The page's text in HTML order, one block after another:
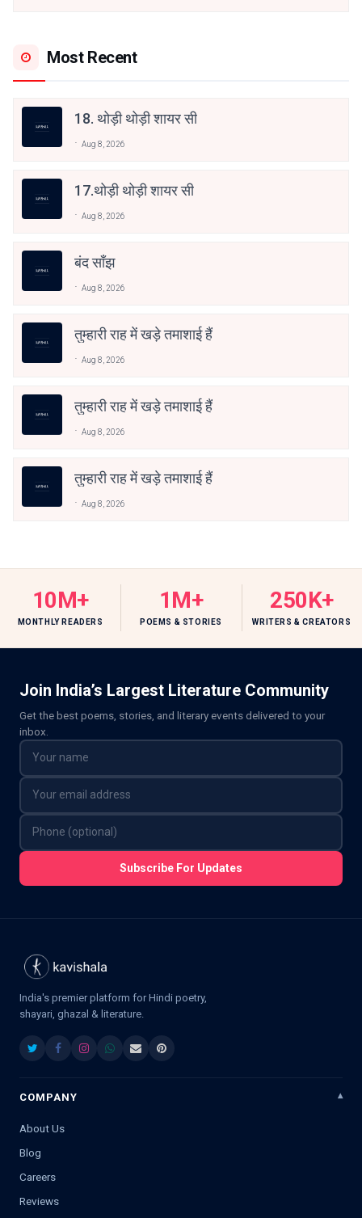
Most Recent
18. थोड़ी थोड़ी शायर सी
Aug 8, 2026
17.थोड़ी थोड़ी शायर सी
Aug 8, 2026
बंद साँझ
Aug 8, 2026
तुम्हारी राह में खड़े तमाशाई हैं
Aug 8, 2026
तुम्हारी राह में खड़े तमाशाई हैं
Aug 8, 2026
तुम्हारी राह में खड़े तमाशाई हैं
Aug 8, 2026
10M+
MONTHLY READERS
1M+
POEMS & STORIES
250K+
WRITERS & CREATORS
Join India’s Largest Literature Community
Get the best poems, stories, and literary events delivered to your
inbox.
Subscribe For Updates
India's premier platform for Hindi poetry,
shayari, ghazal & literature.
COMPANY
About Us
Blog
Careers
Reviews